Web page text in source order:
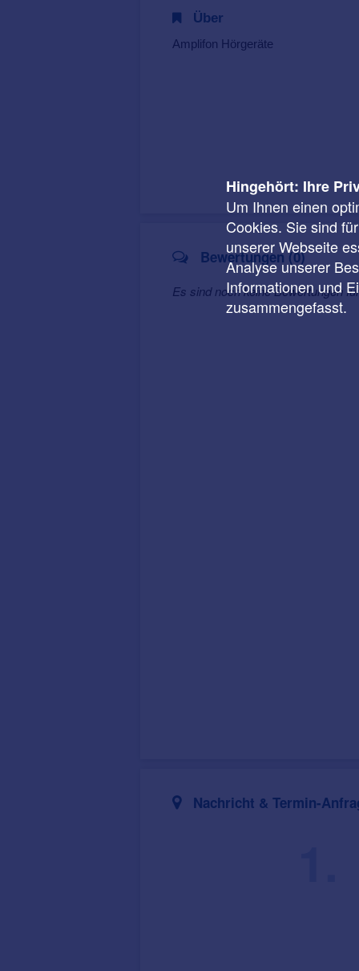
Über
Amplifon Hörgeräte
Bewertungen (0)
Es sind noch keine Bewertungen
Nachricht & Termin-
Hingehört: Ihre
Um Ihnen einen
Cookies. Sie sind
unserer Webseite
Analyse unserer
Informationen und
zusammengefasst.